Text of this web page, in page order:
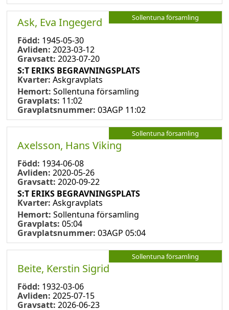
Sollentuna församling
Ask, Eva Ingegerd
Född: 1945-05-30
Avliden: 2023-03-12
Gravsatt: 2023-07-20
S:T ERIKS BEGRAVNINGSPLATS
Kvarter: Askgravplats
Hemort: Sollentuna församling
Gravplats: 11:02
Gravplatsnummer: 03AGP 11:02
Sollentuna församling
Axelsson, Hans Viking
Född: 1934-06-08
Avliden: 2020-05-26
Gravsatt: 2020-09-22
S:T ERIKS BEGRAVNINGSPLATS
Kvarter: Askgravplats
Hemort: Sollentuna församling
Gravplats: 05:04
Gravplatsnummer: 03AGP 05:04
Sollentuna församling
Beite, Kerstin Sigrid
Född: 1932-03-06
Avliden: 2025-07-15
Gravsatt: 2026-06-23